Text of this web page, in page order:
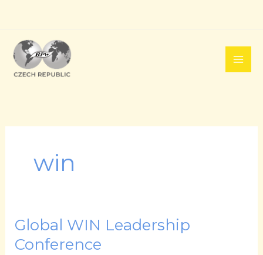
obsah
win
Global WIN Leadership
Conference
Global
WIN